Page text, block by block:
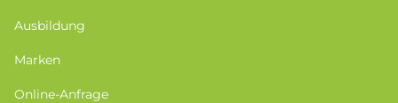
Ausbildung
Marken
Online-Anfrage